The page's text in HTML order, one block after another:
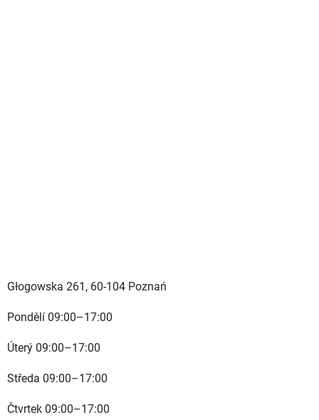
Głogowska 261, 60-104 Poznań
Pondělí 09:00–17:00
Úterý 09:00–17:00
Středa 09:00–17:00
Čtvrtek 09:00–17:00